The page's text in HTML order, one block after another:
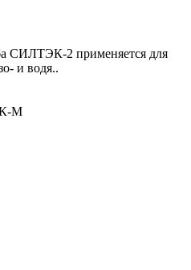
СИЛТЭК-2 применяется для
и водя..
М